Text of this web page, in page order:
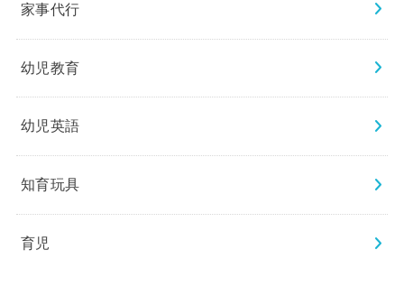
家事代行
幼児教育
幼児英語
知育玩具
育児